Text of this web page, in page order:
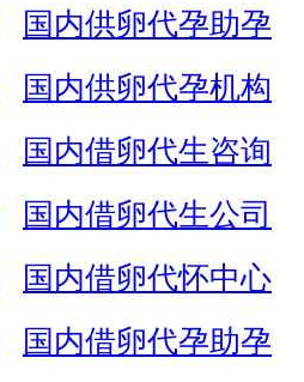
国内供卵代孕助孕
国内供卵代孕机构
国内借卵代生咨询
国内借卵代生公司
国内借卵代怀中心
国内借卵代孕助孕